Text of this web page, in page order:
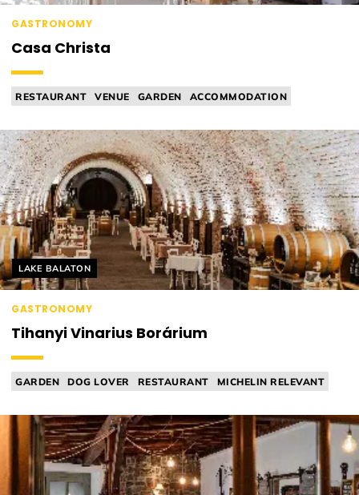
GASTRONOMY
Casa Christa
RESTAURANT VENUE GARDEN
ACCOMMODATION
Helyszín címkék:
LAKE BALATON
GASTRONOMY
Tihanyi Vinarius Borárium
GARDEN DOG LOVER RESTAURANT
MICHELIN RELEVANT